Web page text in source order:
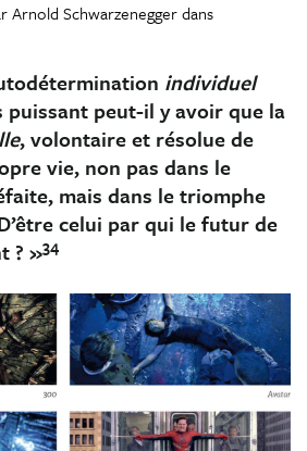
Schwarzenegger dans
individuel
puissant peut-il y avoir que la
, volontaire et résolue de
vie, non pas dans le
mais dans le triomphe
celui par qui le futur de
? »34